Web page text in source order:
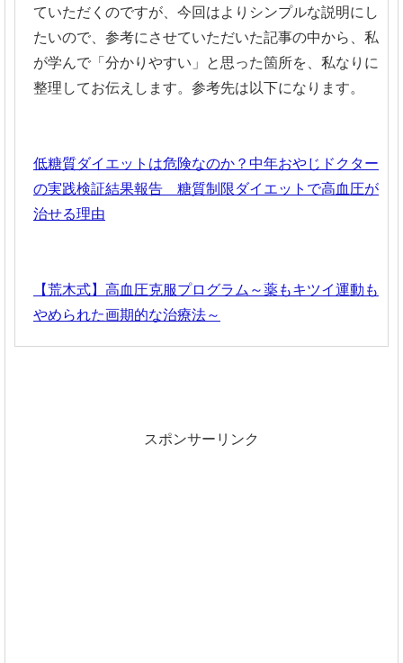
ていただくのですが、今回はよりシンプルな説明にし
たいので、参考にさせていただいた記事の中から、私
が学んで「分かりやすい」と思った箇所を、私なりに
整理してお伝えします。参考先は以下になります。
低糖質ダイエットは危険なのか？中年おやじドクター
の実践検証結果報告 糖質制限ダイエットで高血圧が
治せる理由
【荒木式】高血圧克服プログラム～薬もキツイ運動も
やめられた画期的な治療法～
スポンサーリンク